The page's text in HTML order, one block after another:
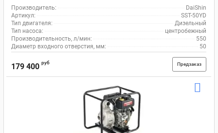
Производитель:
DaiShin
Артикул:
SST-50YD
Тип двигателя:
Дизельный
Тип насоса:
центробежный
Производительность, л/мин:
550
Диаметр входного отверстия, мм:
50
179 400 руб Предзаказ